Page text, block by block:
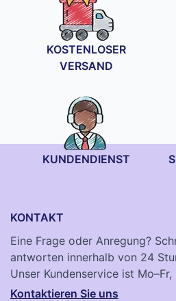
KOSTENLOSER
VERSAND
KUNDENDIENST
KONTAKT
Eine Frage oder Anregung?
antworten innerhalb von 24
Unser Kundenservice ist
Kontaktieren Sie uns